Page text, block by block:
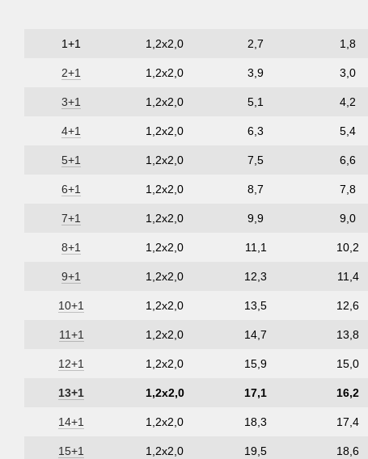
1+1 1,2х2,0 2,7 1,8
2+1 1,2х2,0 3,9 3,0
3+1 1,2х2,0 5,1 4,2
4+1 1,2х2,0 6,3 5,4
5+1 1,2х2,0 7,5 6,6
6+1 1,2х2,0 8,7 7,8
7+1 1,2х2,0 9,9 9,0
8+1 1,2х2,0 11,1 10,2
9+1 1,2х2,0 12,3 11,4
10+1 1,2х2,0 13,5 12,6
11+1 1,2х2,0 14,7 13,8
12+1 1,2х2,0 15,9 15,0
13+1 1,2х2,0 17,1 16,2
14+1 1,2х2,0 18,3 17,4
15+1 1,2х2,0 19,5 18,6